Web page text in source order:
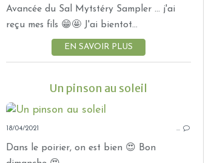
Avancée du Sal Mytstéry Sampler ... j'ai
reçu mes fils 😁🤩 J'ai bientot...
EN SAVOIR PLUS
Un pinson au soleil
18/04/2021 …
Dans le poirier, on est bien 😍 Bon